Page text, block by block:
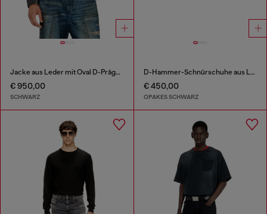
Jacke aus Leder mit Oval D-Prägung
€ 950,00
SCHWARZ
D-Hammer-Schnürschuhe aus Leder mit Oval D-Zehenkappe
€ 450,00
OPAKES SCHWARZ